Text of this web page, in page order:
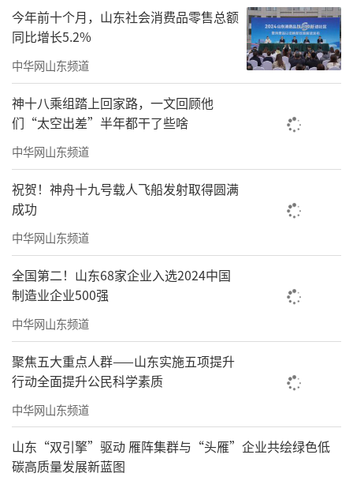
想需要交流，国际合作需要这样温暖的纽带。
潍坊也想借风筝这根线，在农机、设施农业等
领域与秘鲁展开更多务实合作，实现双赢。
俄罗斯柳别尔齐市去年11月刚与潍坊市建
立友好合作关系。该市议会主席彼得·乌里扬
诺夫同样表达了深化合作的愿望。他说，潍坊
文化底蕴深厚，农业和制造业实力雄厚，希望
未来双方的合作能像风筝一样，越飞越高。
潍坊国际风筝会，连续43年不曾间断，在
其助推下，潍坊与218个国家和地区建立经贸往
来，与48个城市缔结友好关系。这里，成了近
悦远来的“国际会客厅”。去年一年，潍坊风
筝产品出口70余个国家和地区，全球市场份额
超过八成，风筝加工规上企业实现了零的突
（记者/王佳声、张蓓来源：大众新闻）
今年前十个月，山东社会消费品零售总额
同比增长5.2%
中华网山东频道
神十八乘组踏上回家路，一文回顾他
们“太空出差”半年都干了些啥
中华网山东频道
祝贺！神舟十九号载人飞船发射取得圆满
成功
中华网山东频道
全国第二！山东68家企业入选2024中国
制造业企业500强
中华网山东频道
聚焦五大重点人群——山东实施五项提升
行动全面提升公民科学素质
中华网山东频道
山东“双引擎”驱动 雁阵集群与“头雁”企业共绘绿色低
碳高质量发展新蓝图